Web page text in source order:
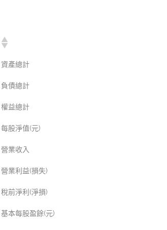
資產總計
負債總計
權益總計
每股淨值(元)
營業收入
營業利益(損失)
稅前淨利(淨損)
基本每股盈餘(元)